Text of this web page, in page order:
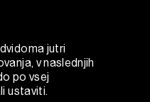
jutri
v naslednjih
po vsej
ustaviti.